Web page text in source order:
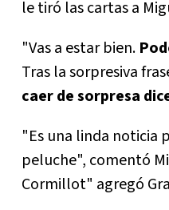
le tiró las cartas a
"Vas a estar bien.
Tras la sorpresiva
caer de sorpresa
"Es una linda noticia
peluche", comentó
Cormillot" agregó